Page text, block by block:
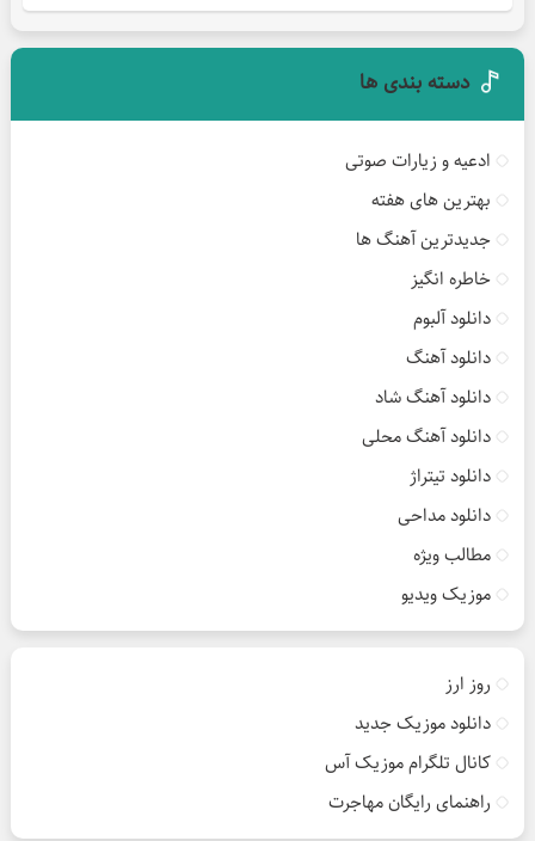
دسته بندی ها
ادعیه و زیارات صوتی
بهترین های هفته
جدیدترین آهنگ ها
خاطره انگیز
دانلود آلبوم
دانلود آهنگ
دانلود آهنگ شاد
دانلود آهنگ محلی
دانلود تیتراژ
دانلود مداحی
مطالب ویژه
موزیک ویدیو
روز ارز
دانلود موزیک جدید
کانال تلگرام موزیک آس
راهنمای رایگان مهاجرت